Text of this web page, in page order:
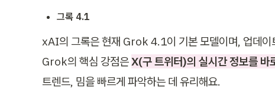
그록 4.1
xAI의 그록은 현재 Grok 4.1이 기본 모델이며, 업데이
Grok의 핵심 강점은 X(구 트위터)의 실시간 정보를 바
트렌드, 밈을 빠르게 파악하는 데 유리해요.